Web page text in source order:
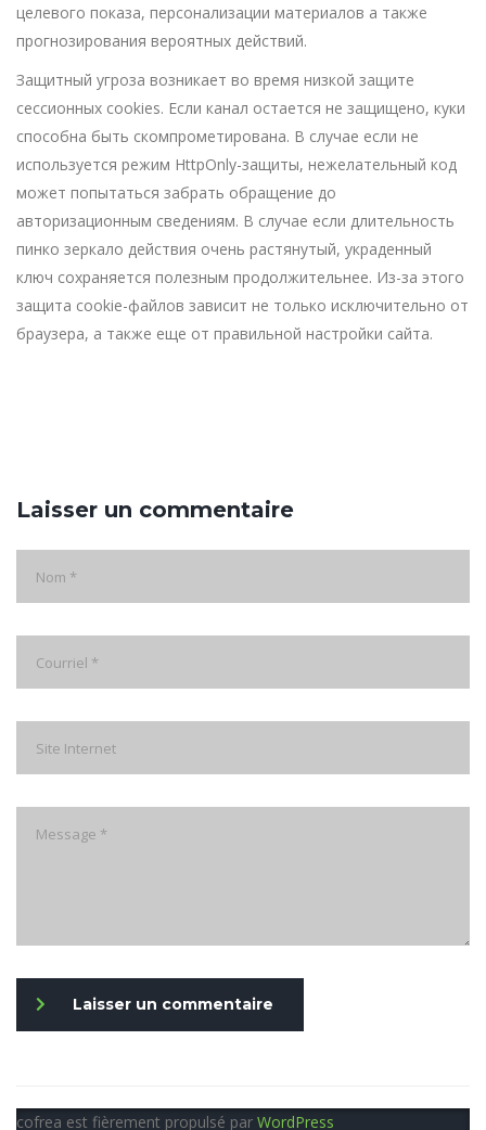
целевого показа, персонализации материалов а также
прогнозирования вероятных действий.
Защитный угроза возникает во время низкой защите
сессионных cookies. Если канал остается не защищено, куки
способна быть скомпрометирована. В случае если не
используется режим HttpOnly-защиты, нежелательный код
может попытаться забрать обращение до
авторизационным сведениям. В случае если длительность
пинко зеркало действия очень растянутый, украденный
ключ сохраняется полезным продолжительнее. Из-за этого
защита cookie-файлов зависит не только исключительно от
браузера, а также еще от правильной настройки сайта.
Laisser un commentaire
Laisser un commentaire
cofrea est fièrement propulsé par WordPress